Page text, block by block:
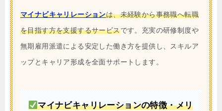
マイナビキャリレーションは、未経験から事務職へ転職
を目指す方を支援するサービスです。充実の研修制度や
無期雇用派遣による安定した働き方を提供し、スキルア
ップとキャリア形成を全面サポートします。
マイナビキャリレーションの特徴・メリ